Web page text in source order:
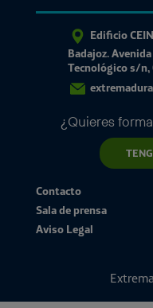
Edificio
Badajoz.
Tecnológico s/n,
¿Quieres
Contacto
Sala de prensa
Aviso Legal